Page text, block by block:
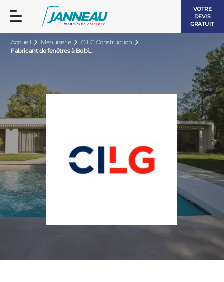
VOTRE
DEVIS
GRATUIT
Accueil Menuiserie
CILG Construction
Fabricant de fenêtres à Bobi...
FENÊTRES ET PORTES-FENÊTRES
BOIS
BAIES VITRÉES
PORTES D’ENTRÉELES INTEMPORELLES
VOLETS ROULANTS
PERGOLAS
CARPORTS